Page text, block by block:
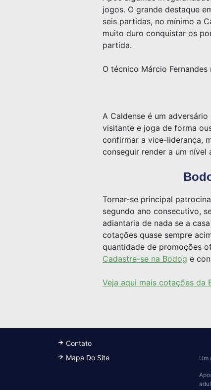
jogos. O grande destaque
seis partidas, no mínimo a
muito duro conquistar os
partida.
O técnico Márcio
A Caldense é um
visitante e joga de forma
confirmar a vice-liderança,
conseguir render a um
Tornar-se principal
segundo ano consecutivo,
adiantaria de nada se a
cotações quase sempre
quantidade de promoções
Cadastre-se na Bodog e
Veja aqui mais cotações da
Contato
Mapa Do Site
Um